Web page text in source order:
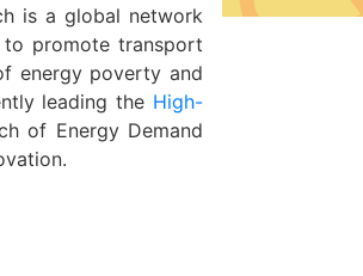
is a global network
to promote transport
energy poverty and
leading the High-
of Energy Demand